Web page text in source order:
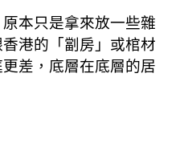
本只是拿來放一些雜
港的「劏房」或棺材
差，底層在底層的居